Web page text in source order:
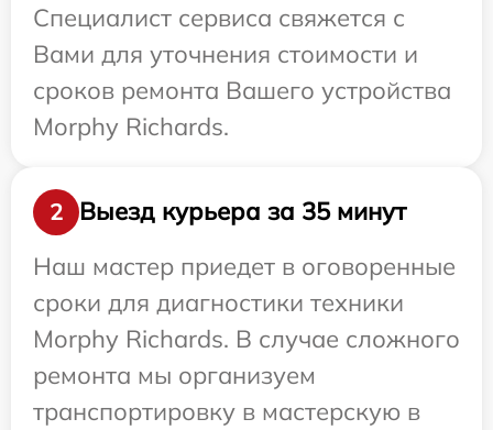
Специалист сервиса свяжется с
Вами для уточнения стоимости и
сроков ремонта Вашего устройства
Morphy Richards.
2
Выезд курьера за 35 минут
Наш мастер приедет в оговоренные
сроки для диагностики техники
Morphy Richards. В случае сложного
ремонта мы организуем
транспортировку в мастерскую в